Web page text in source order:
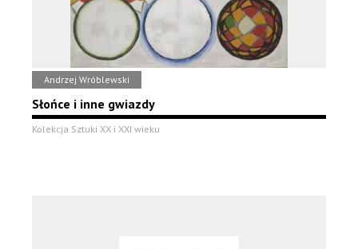
Andrzej Wróblewski
Słońce i inne gwiazdy
Kolekcja Sztuki XX i XXI wieku